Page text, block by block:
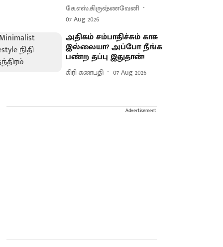
கே.எஸ்.கிருஷ்ணவேனி
07 Aug 2026
அதிகம் சம்பாதிச்சும் காசு
இல்லையா? அப்போ நீங்க
பண்ற தப்பு இதுதான்!
கிரி கணபதி 07 Aug 2026
Advertisement